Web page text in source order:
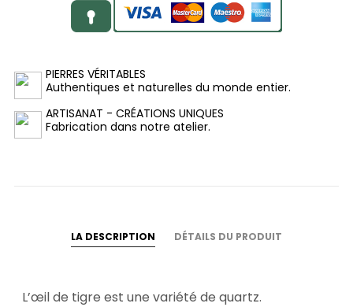
PIERRES VÉRITABLES
Authentiques et naturelles du monde entier.
ARTISANAT - CRÉATIONS UNIQUES
Fabrication dans notre atelier.
LA DESCRIPTION DÉTAILS DU PRODUIT
L’œil de tigre est une variété de quartz.